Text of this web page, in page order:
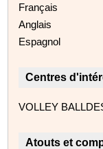
Français
Anglais
Espagnol
Centres
VOLLEY
Atouts et